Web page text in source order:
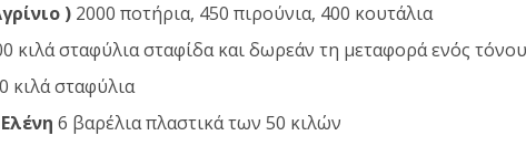
) 2000 ποτήρια, 450 πιρούνια, 400 κουτάλια
κιλά σταφύλια σταφίδα και δωρεάν τη μεταφορά ενός τόνου
κιλά σταφύλια
6 βαρέλια πλαστικά των 50 κιλών